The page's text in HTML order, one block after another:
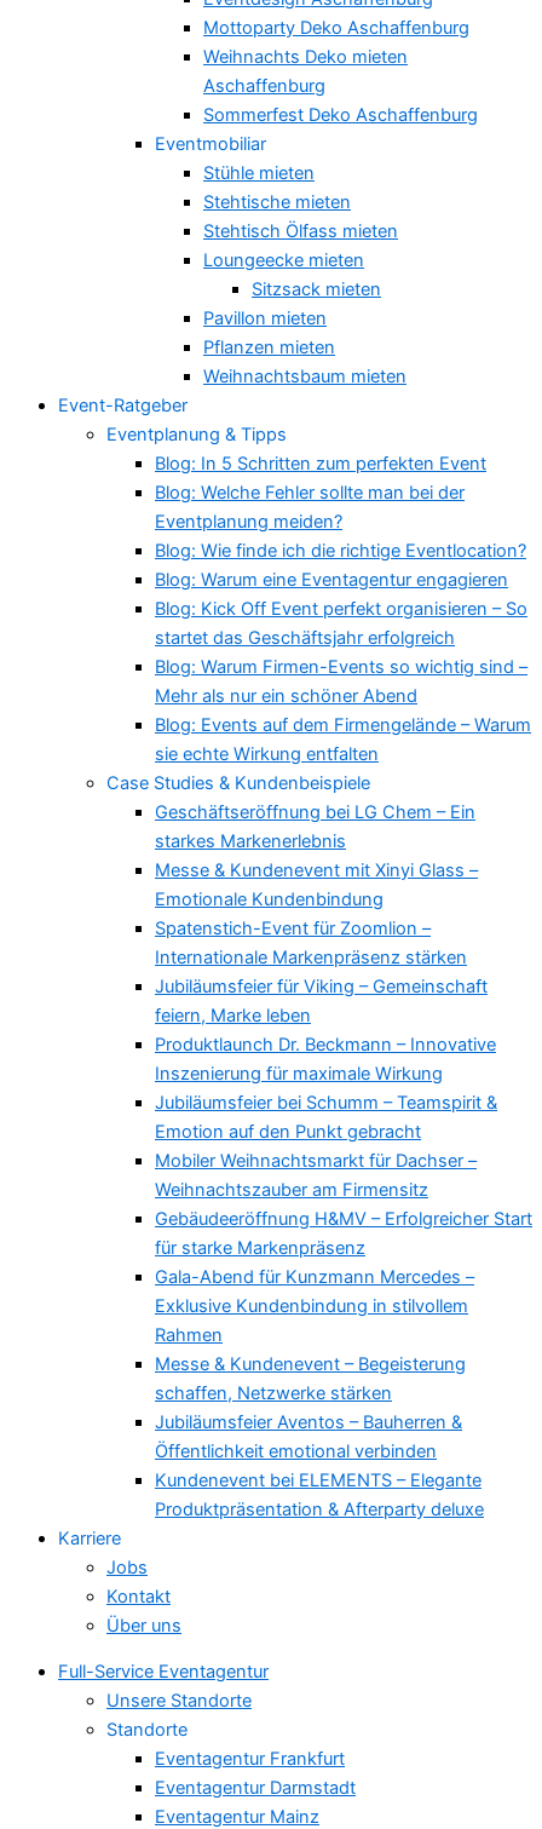
Mottoparty Deko Aschaffenburg
Weihnachts Deko mieten
Aschaffenburg
Sommerfest Deko Aschaffenburg
Eventmobiliar
Stühle mieten
Stehtische mieten
Stehtisch Ölfass mieten
Loungeecke mieten
Sitzsack mieten
Pavillon mieten
Pflanzen mieten
Weihnachtsbaum mieten
Event-Ratgeber
Eventplanung & Tipps
Blog: In 5 Schritten zum perfekten Event
Blog: Welche Fehler sollte man bei der
Eventplanung meiden?
Blog: Wie finde ich die richtige Eventlocation?
Blog: Warum eine Eventagentur engagieren
Blog: Kick Off Event perfekt organisieren – So
startet das Geschäftsjahr erfolgreich
Blog: Warum Firmen-Events so wichtig sind –
Mehr als nur ein schöner Abend
Blog: Events auf dem Firmengelände – Warum
sie echte Wirkung entfalten
Case Studies & Kundenbeispiele
Geschäftseröffnung bei LG Chem – Ein
starkes Markenerlebnis
Messe & Kundenevent mit Xinyi Glass –
Emotionale Kundenbindung
Spatenstich-Event für Zoomlion –
Internationale Markenpräsenz stärken
Jubiläumsfeier für Viking – Gemeinschaft
feiern, Marke leben
Produktlaunch Dr. Beckmann – Innovative
Inszenierung für maximale Wirkung
Jubiläumsfeier bei Schumm – Teamspirit &
Emotion auf den Punkt gebracht
Mobiler Weihnachtsmarkt für Dachser –
Weihnachtszauber am Firmensitz
Gebäudeeröffnung H&MV – Erfolgreicher Start
für starke Markenpräsenz
Gala-Abend für Kunzmann Mercedes –
Exklusive Kundenbindung in stilvollem
Rahmen
Messe & Kundenevent – Begeisterung
schaffen, Netzwerke stärken
Jubiläumsfeier Aventos – Bauherren &
Öffentlichkeit emotional verbinden
Kundenevent bei ELEMENTS – Elegante
Produktpräsentation & Afterparty deluxe
Karriere
Jobs
Kontakt
Über uns
Full-Service Eventagentur
Unsere Standorte
Standorte
Eventagentur Frankfurt
Eventagentur Darmstadt
Eventagentur Mainz